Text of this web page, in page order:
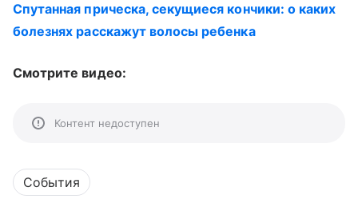
Спутанная прическа, секущиеся кончики: о каких
болезнях расскажут волосы ребенка
Смотрите видео:
Контент недоступен
События